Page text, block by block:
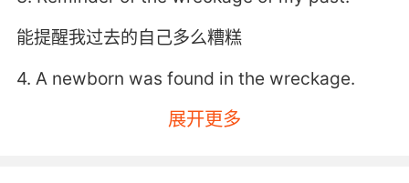
能提醒我过去的自己多么糟糕
4. A newborn was found in the wreckage.
在残骸中发现了一个新生儿
展开更多